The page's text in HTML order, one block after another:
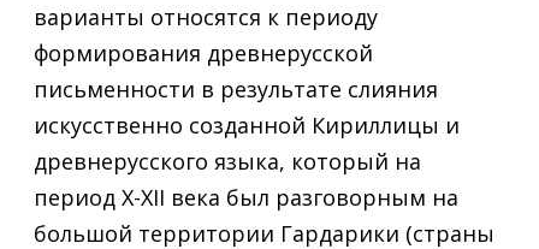
варианты относятся к периоду
формирования древнерусской
письменности в результате слияния
искусственно созданной Кириллицы и
древнерусского языка, который на
период X-XII века был разговорным на
большой территории Гардарики (страны